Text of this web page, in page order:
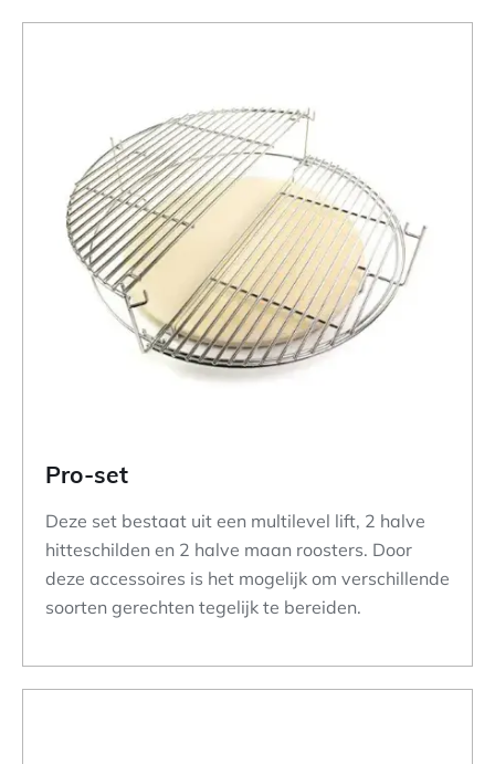
Pro-set
Deze set bestaat uit een multilevel lift, 2 halve
hitteschilden en 2 halve maan roosters. Door
deze accessoires is het mogelijk om verschillende
soorten gerechten tegelijk te bereiden.